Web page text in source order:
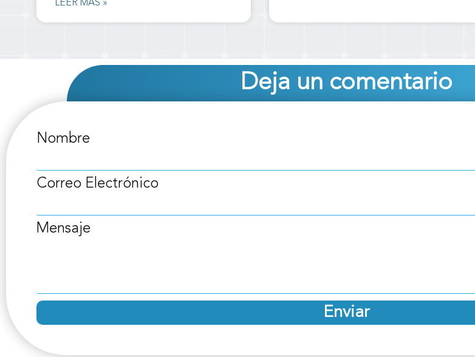
LEER MÁS »
Deja un comentario
Nombre
Correo Electrónico
Mensaje
Enviar